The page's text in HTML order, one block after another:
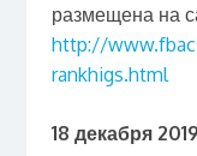
размещена на
http://
rankhigs.html
18 декабря